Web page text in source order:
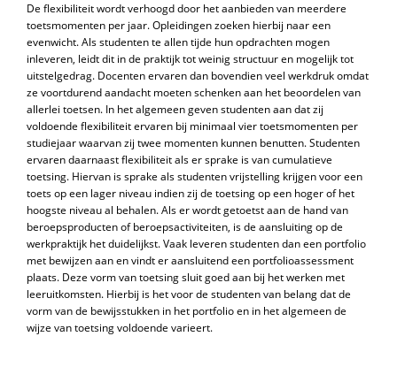
De flexibiliteit wordt verhoogd door het aanbieden van meerdere
toetsmomenten per jaar. Opleidingen zoeken hierbij naar een
evenwicht. Als studenten te allen tijde hun opdrachten mogen
inleveren, leidt dit in de praktijk tot weinig structuur en mogelijk tot
uitstelgedrag. Docenten ervaren dan bovendien veel werkdruk omdat
ze voortdurend aandacht moeten schenken aan het beoordelen van
allerlei toetsen. In het algemeen geven studenten aan dat zij
voldoende flexibiliteit ervaren bij minimaal vier toetsmomenten per
studiejaar waarvan zij twee momenten kunnen benutten. Studenten
ervaren daarnaast flexibiliteit als er sprake is van cumulatieve
toetsing. Hiervan is sprake als studenten vrijstelling krijgen voor een
toets op een lager niveau indien zij de toetsing op een hoger of het
hoogste niveau al behalen. Als er wordt getoetst aan de hand van
beroepsproducten of beroepsactiviteiten, is de aansluiting op de
werkpraktijk het duidelijkst. Vaak leveren studenten dan een portfolio
met bewijzen aan en vindt er aansluitend een portfolioassessment
plaats. Deze vorm van toetsing sluit goed aan bij het werken met
leeruitkomsten. Hierbij is het voor de studenten van belang dat de
vorm van de bewijsstukken in het portfolio en in het algemeen de
wijze van toetsing voldoende varieert.